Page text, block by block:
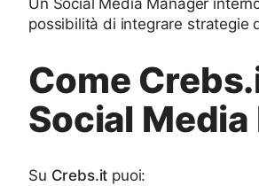
Un Social Media Manager
possibilità di integrare strategie
Come
Social
Su Crebs.it puoi: